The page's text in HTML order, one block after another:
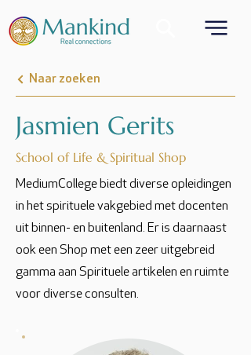
Naar zoeken
Jasmien Gerits
School of Life & Spiritual Shop
MediumCollege biedt diverse opleidingen
in het spirituele vakgebied met docenten
uit binnen- en buitenland. Er is daarnaast
ook een Shop met een zeer uitgebreid
gamma aan Spirituele artikelen en ruimte
voor diverse consulten.